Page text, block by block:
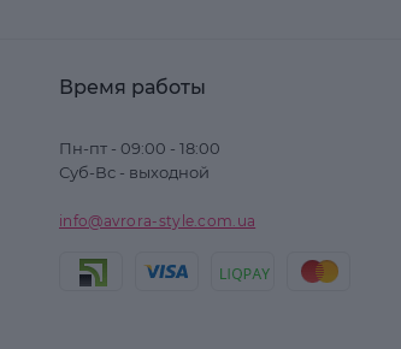
Время работы
Пн-пт - 09:00 - 18:00
Суб-Вс - выходной
info@avrora-style.com.ua